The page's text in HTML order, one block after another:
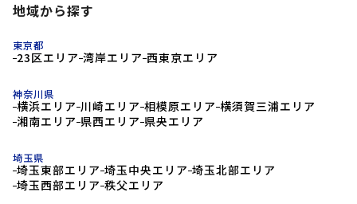
地域から探す
東京都
23区エリア 湾岸エリア 西東京エリア
神奈川県
横浜エリア 川崎エリア 相模原エリア 横須賀三浦エリア
湘南エリア 県西エリア 県央エリア
埼玉県
埼玉東部エリア 埼玉中央エリア 埼玉北部エリア
埼玉西部エリア 秩父エリア